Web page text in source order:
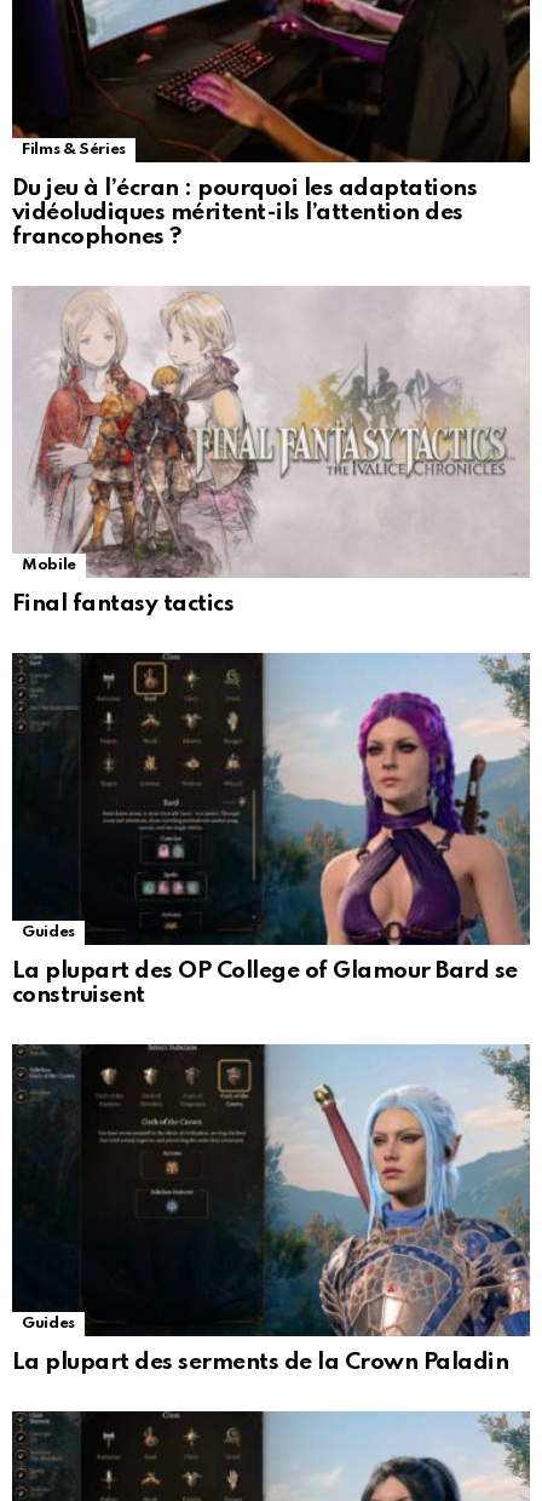
Films & Séries
Du jeu à l’écran : pourquoi les adaptations
vidéoludiques méritent-ils l’attention des
francophones ?
Mobile
Final fantasy tactics
Guides
La plupart des OP College of Glamour Bard se
construisent
Guides
La plupart des serments de la Crown Paladin